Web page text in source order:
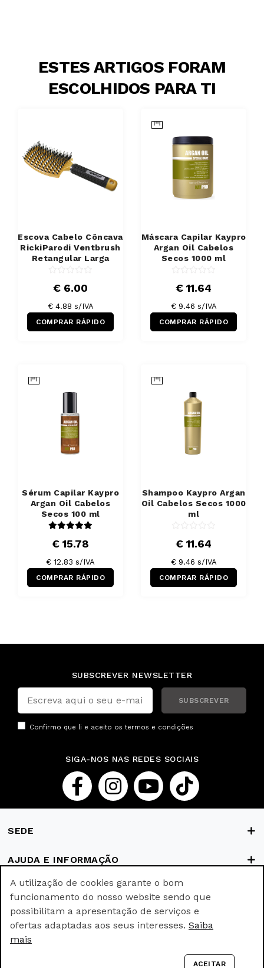
ESTES ARTIGOS FORAM
ESCOLHIDOS PARA TI
Escova Cabelo Côncava
RickiParodi Ventbrush
Retangular Larga
€ 6.00
€ 4.88 s/IVA
COMPRAR RÁPIDO
Máscara Capilar Kaypro
Argan Oil Cabelos
Secos 1000 ml
€ 11.64
€ 9.46 s/IVA
COMPRAR RÁPIDO
Sérum Capilar Kaypro
Argan Oil Cabelos
Secos 100 ml
€ 15.78
€ 12.83 s/IVA
COMPRAR RÁPIDO
Shampoo Kaypro Argan
Oil Cabelos Secos 1000
ml
€ 11.64
€ 9.46 s/IVA
COMPRAR RÁPIDO
SUBSCREVER NEWSLETTER
SUBSCREVER
Confirmo que li e aceito os termos e condições
SIGA-NOS NAS REDES SOCIAIS
SEDE
AJUDA E INFORMAÇÃO
FORMAS DE PAGAMENTO
webincode.com
A utilização de cookies garante o bom
funcionamento do nosso website sendo que
possibilitam a apresentação de serviços e
ofertas adaptadas aos seus interesses. Saiba
mais
ACEITAR